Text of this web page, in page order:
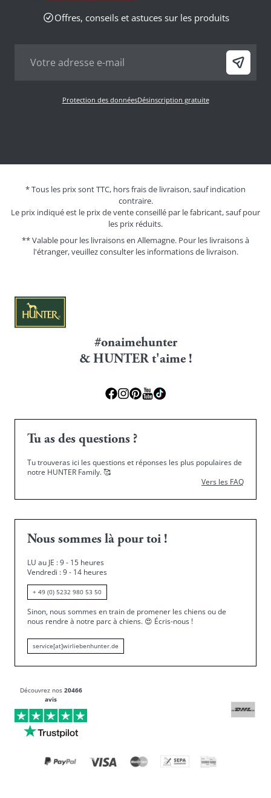
Offres, conseils et astuces sur les produits
Protection des donnéesDésinscription gratuite
* Tous les prix sont TTC, hors frais de livraison, sauf indication
contraire.
Le prix indiqué est le prix de vente conseillé par le fabricant, sauf pour
les prix réduits.
** Valable pour les livraisons en Allemagne. Pour les livraisons à
l'étranger, veuillez consulter les informations de livraison.
#onaimehunter
& HUNTER t'aime !
Tu as des questions ?
Tu trouveras ici les questions et réponses les plus populaires de
notre HUNTER Family.🥰
Vers les FAQ
Nous sommes là pour toi !
LU au JE : 9 - 15 heures
Vendredi : 9 - 14 heures
+ 49 (0) 5232 980 53 50
Sinon, nous sommes en train de promener les chiens ou de
nous rendre à notre parc à chiens. 😍 Écris-nous !
service[at]wirliebenhunter.de
Découvrez nos 20466
avis